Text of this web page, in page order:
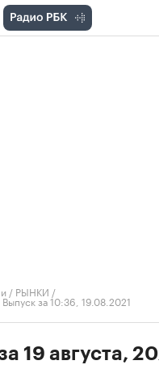
/ РЫНКИ /
за 10:36, 19.08.2021
19 августа,